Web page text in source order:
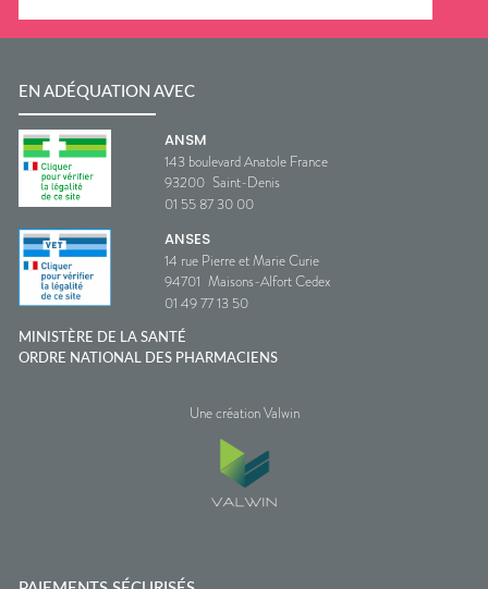
EN ADÉQUATION AVEC
ANSM
143 boulevard Anatole France
93200 Saint-Denis
01 55 87 30 00
ANSES
14 rue Pierre et Marie Curie
94701 Maisons-Alfort Cedex
01 49 77 13 50
MINISTÈRE DE LA SANTÉ
ORDRE NATIONAL DES PHARMACIENS
Une création Valwin